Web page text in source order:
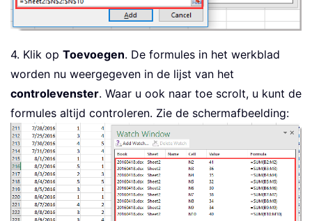
4. Klik op Toevoegen. De formules in het werkblad
worden nu weergegeven in de lijst van het
controlevenster. Waar u ook naar toe scrolt, u kunt de
formules altijd controleren. Zie de schermafbeelding: